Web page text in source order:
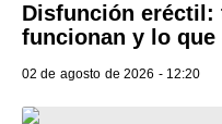
Disfunción eréctil:
funcionan y lo que
02 de agosto de 2026 - 12:20